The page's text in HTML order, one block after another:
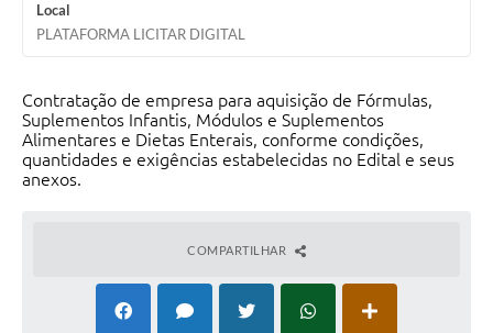
Local
PLATAFORMA LICITAR DIGITAL
Contratação de empresa para aquisição de Fórmulas,
Suplementos Infantis, Módulos e Suplementos
Alimentares e Dietas Enterais, conforme condições,
quantidades e exigências estabelecidas no Edital e seus
anexos.
COMPARTILHAR